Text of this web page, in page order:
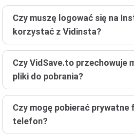
Czy muszę logować się na
korzystać z Vidinsta?
Czy VidSave.to przechowuje
pliki do pobrania?
Czy mogę pobierać prywatne
telefon?